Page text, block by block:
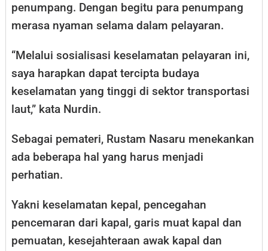
penumpang. Dengan begitu para penumpang
merasa nyaman selama dalam pelayaran.
“Melalui sosialisasi keselamatan pelayaran ini,
saya harapkan dapat tercipta budaya
keselamatan yang tinggi di sektor transportasi
laut,” kata Nurdin.
Sebagai pemateri, Rustam Nasaru menekankan
ada beberapa hal yang harus menjadi
perhatian.
Yakni keselamatan kepal, pencegahan
pencemaran dari kapal, garis muat kapal dan
pemuatan, kesejahteraan awak kapal dan